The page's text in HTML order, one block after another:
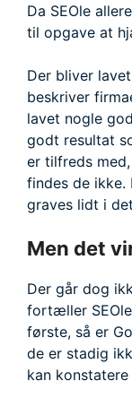
Da SEOle
til opgave at
Der bliver
beskriver
lavet nogle
godt resultat
er tilfreds
findes de ikke.
graves lidt i
Men det
Der går dog
fortæller
første, så er
de er stadig
kan